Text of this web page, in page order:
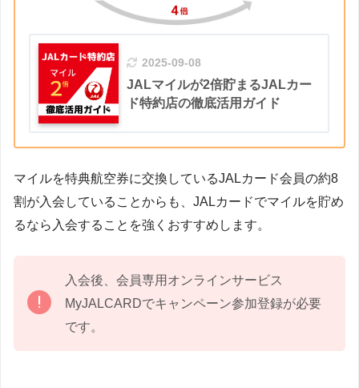
2025-09-08
JALマイルが2倍貯まるJALカー
ド特約店の徹底活用ガイド
マイルを特典航空券に交換しているJALカード会員の約8
割が入会していることからも、JALカードでマイルを貯め
るなら入会することを強くおすすめします。
入会後、会員専用オンラインサービス
MyJALCARDでキャンペーン参加登録が必要
です。